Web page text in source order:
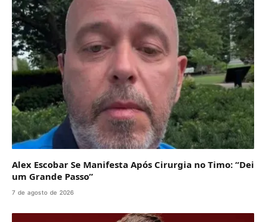
Alex Escobar Se Manifesta Após Cirurgia no Timo: “Dei
um Grande Passo”
7 de agosto de 2026